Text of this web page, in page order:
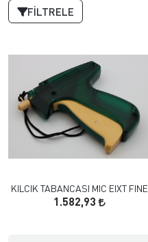
FILTRELE
KILCIK TABANCASI MIC EIXT FINE
1.582,93